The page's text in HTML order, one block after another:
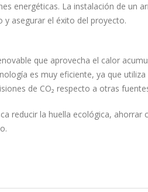
energéticas. La instalación de un
asegurar el éxito del proyecto.
que aprovecha el calor
es muy eficiente, ya que
de CO₂ respecto a otras
reducir la huella ecológica,